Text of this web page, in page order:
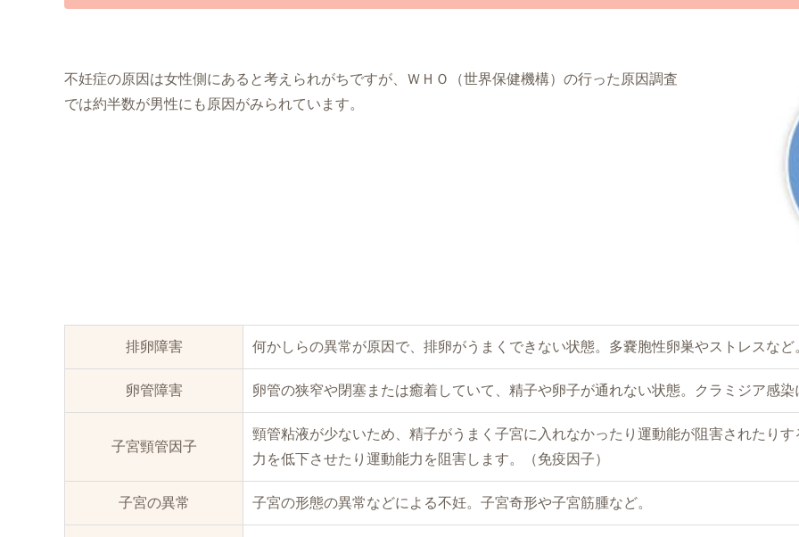
不妊症の原因は女性側にあると考えられがちですが、ＷＨＯ（世界保健機構）の行った原因調査
では約半数が男性にも原因がみられています。
排卵障害 何かしらの異常が原因で、排卵がうまくできない状態。多嚢胞性卵巣やストレスなど
卵管障害 卵管の狭窄や閉塞または癒着していて、精子や卵子が通れない状態。クラミジア感
子宮頸管因子
頸管粘液が少ないため、精子がうまく子宮に入れなかったり運動能が阻害されたり
力を低下させたり運動能力を阻害します。（免疫因子）
子宮の異常 子宮の形態の異常などによる不妊。子宮奇形や子宮筋腫など。